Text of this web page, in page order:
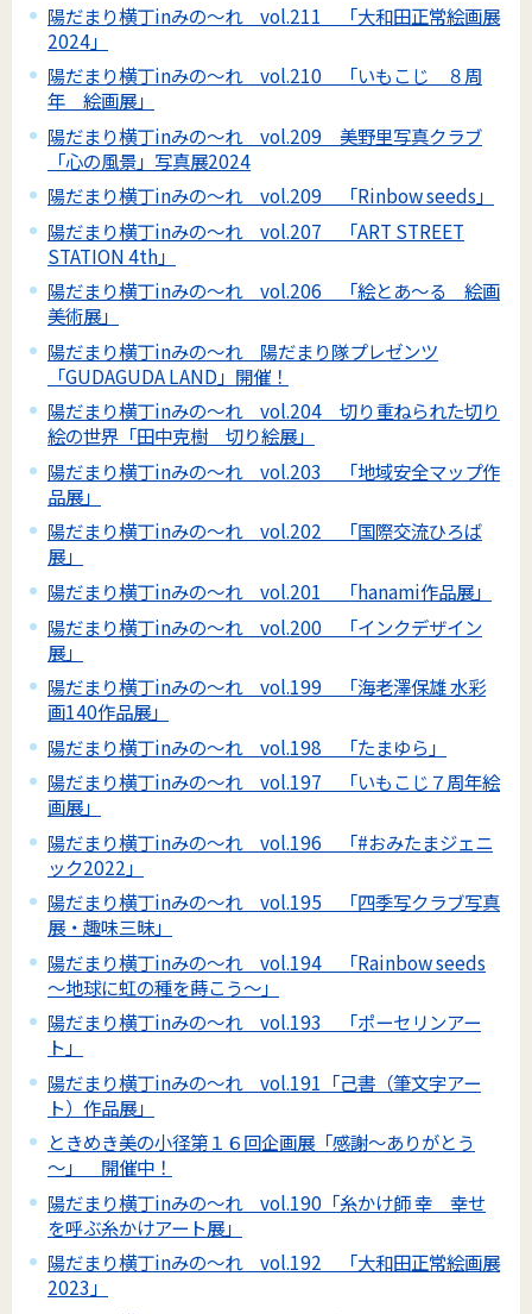
陽だまり横丁inみの～れ vol.211 「大和田正常絵画展
2024」
陽だまり横丁inみの～れ vol.210 「いもこじ ８周
年 絵画展」
陽だまり横丁inみの～れ vol.209 美野里写真クラブ
「心の風景」写真展2024
陽だまり横丁inみの～れ vol.209 「Rinbow seeds」
陽だまり横丁inみの～れ vol.207 「ART STREET
STATION 4th」
陽だまり横丁inみの～れ vol.206 「絵とあ～る 絵画
美術展」
陽だまり横丁inみの～れ 陽だまり隊プレゼンツ
「GUDAGUDA LAND」開催！
陽だまり横丁inみの～れ vol.204 切り重ねられた切り
絵の世界「田中克樹 切り絵展」
陽だまり横丁inみの～れ vol.203 「地域安全マップ作
品展」
陽だまり横丁inみの～れ vol.202 「国際交流ひろば
展」
陽だまり横丁inみの～れ vol.201 「hanami作品展」
陽だまり横丁inみの～れ vol.200 「インクデザイン
展」
陽だまり横丁inみの～れ vol.199 「海老澤保雄 水彩
画140作品展」
陽だまり横丁inみの～れ vol.198 「たまゆら」
陽だまり横丁inみの～れ vol.197 「いもこじ７周年絵
画展」
陽だまり横丁inみの～れ vol.196 「#おみたまジェニ
ック2022」
陽だまり横丁inみの～れ vol.195 「四季写クラブ写真
展・趣味三昧」
陽だまり横丁inみの～れ vol.194 「Rainbow seeds
～地球に虹の種を蒔こう～」
陽だまり横丁inみの～れ vol.193 「ポーセリンアー
ト」
陽だまり横丁inみの～れ vol.191「己書（筆文字アー
ト）作品展」
ときめき美の小径第１６回企画展「感謝～ありがとう
～」 開催中！
陽だまり横丁inみの～れ vol.190「糸かけ師 幸 幸せ
を呼ぶ糸かけアート展」
陽だまり横丁inみの～れ vol.192 「大和田正常絵画展
2023」